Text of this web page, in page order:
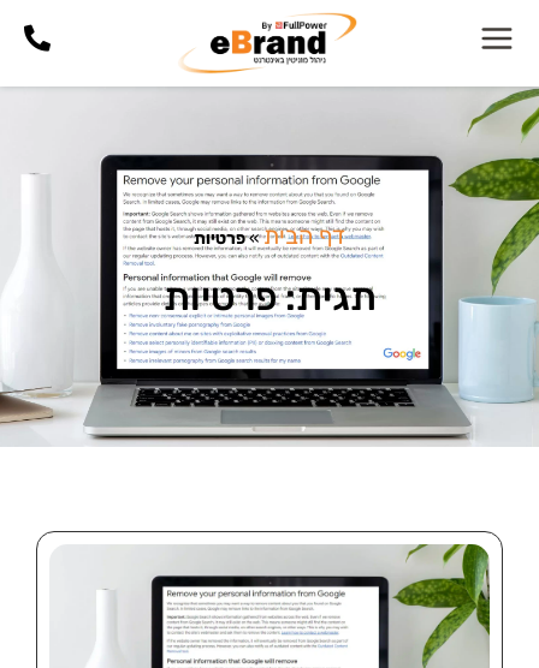
דף הבית»פרטיות
תגית: פרטיות